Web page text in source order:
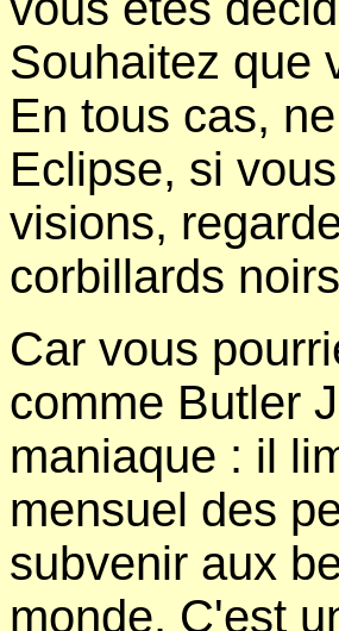
Souhaitez que
En tous cas,
Eclipse, si
visions,
corbillards
Car vous
comme Butler
maniaque : il
mensuel des
subvenir aux
monde. C'est